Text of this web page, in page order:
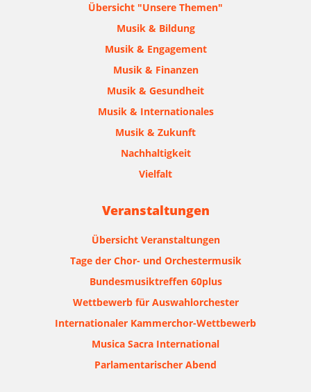
Übersicht "Unsere Themen"
Musik & Bildung
Musik & Engagement
Musik & Finanzen
Musik & Gesundheit
Musik & Internationales
Musik & Zukunft
Nachhaltigkeit
Vielfalt
Veranstaltungen
Übersicht Veranstaltungen
Tage der Chor- und Orchestermusik
Bundesmusiktreffen 60plus
Wettbewerb für Auswahlorchester
Internationaler Kammerchor-Wettbewerb
Musica Sacra International
Parlamentarischer Abend